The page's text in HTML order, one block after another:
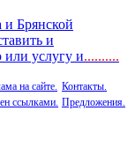
и Брянской
и
услугу и..........
на сайте.
ссылками.
Контакты.
Предложения.